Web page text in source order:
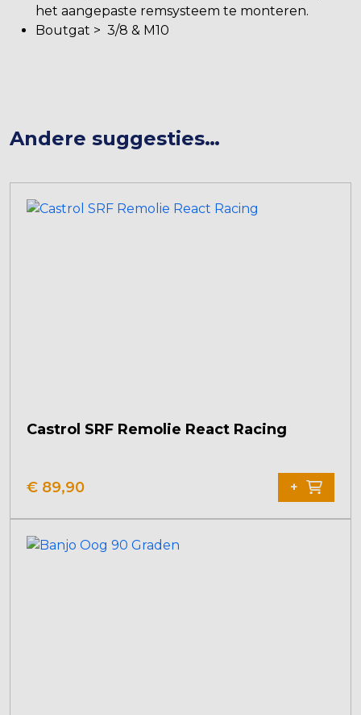
het aangepaste remsysteem te monteren.
Boutgat > 3/8 & M10
Andere suggesties…
Castrol SRF Remolie React Racing
€ 89,90 +